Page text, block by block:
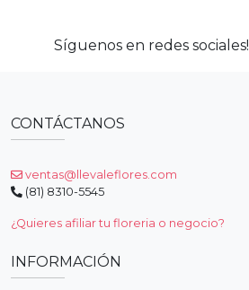
Síguenos en redes sociales!
CONTÁCTANOS
ventas@llevaleflores.com
(81) 8310-5545
¿Quieres afiliar tu floreria o negocio?
INFORMACIÓN